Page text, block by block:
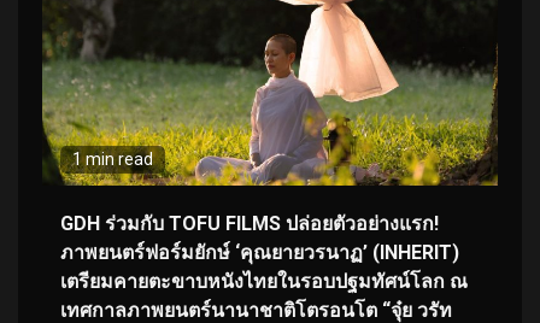
1 min read
GDH ร่วมกับ TOFU FILMS ปล่อยตัวอย่างแรก!
ภาพยนตร์ฟอร์มยักษ์ ‘คุณยายวรนาฏ’ (INHERIT)
เตรียมคายตะขาบหนังไทยในรอบปฐมทัศน์โลก ณ
เทศกาลภาพยนตร์นานาชาติโตรอนโต “จุ๋ย วรัท